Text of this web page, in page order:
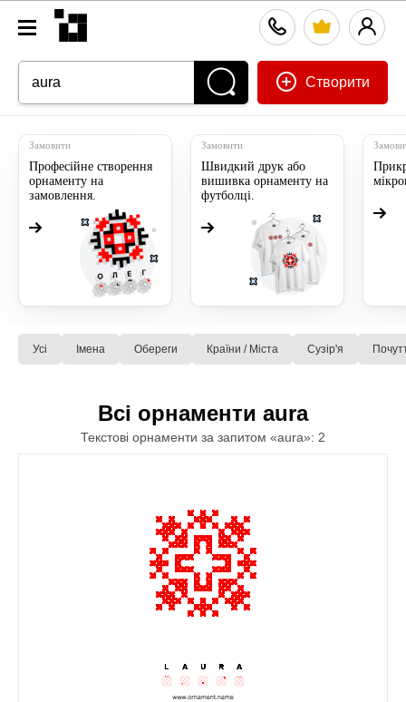
Створити
Замовити
Професійне створення
орнаменту на
замовлення.
Замовити
Швидкий друк або
вишивка орнаменту на
футболці.
Усі Імена Обереги Країни / Міста Сузiр'я
Всі орнаменти aura
Текстові орнаменти за запитом «aura»: 2